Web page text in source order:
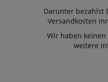
Darunter bezahlst
Versandkosten
Wir haben
weitere